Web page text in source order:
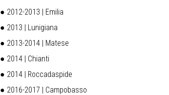
● 2012-2013 | Emilia
● 2013 | Lunigiana
● 2013-2014 | Matese
● 2014 | Chianti
● 2014 | Roccadaspide
● 2016-2017 | Campobasso